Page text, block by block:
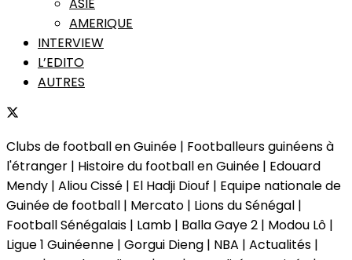
AMERIQUE
INTERVIEW
L’EDITO
AUTRES
Clubs de football en Guinée | Footballeurs guinéens à
l'étranger | Histoire du football en Guinée | Edouard
Mendy | Aliou Cissé | El Hadji Diouf | Equipe nationale de
Guinée de football | Mercato | Lions du Sénégal |
Football Sénégalais | Lamb | Balla Gaye 2 | Modou Lô |
Ligue 1 Guinéenne | Gorgui Dieng | NBA | Actualités |